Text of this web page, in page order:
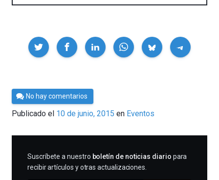
Compartir
Por
Cultura
Cientifica
No hay comentarios
Publicado el 10 de junio, 2015 en Eventos
SUSCRIBIRME
Suscríbete a nuestro boletín de noticias diario para
recibir artículos y otras actualizaciones.